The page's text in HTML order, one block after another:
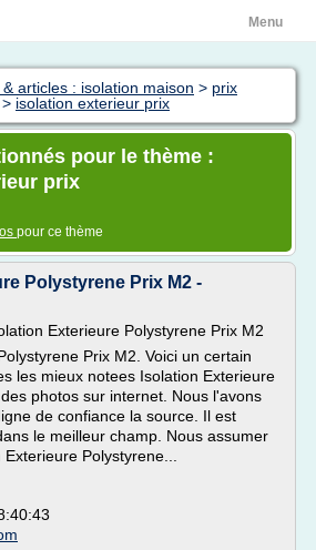
Menu
articles : isolation maison > prix
> isolation exterieur prix
pour le thème :
prix
pour ce thème
Polystyrene Prix M2 -
Exterieure Polystyrene Prix M2
Prix M2. Voici un certain
les mieux notees Isolation Exterieure
photos sur internet. Nous l'avons
de confiance la source. Il est
le meilleur champ. Nous assumer
Polystyrene...